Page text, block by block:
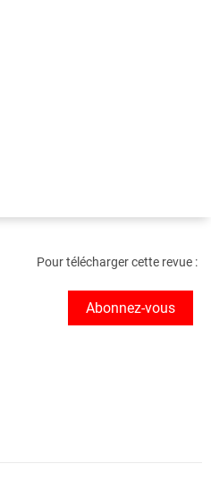
Pour télécharger cette revue :
Abonnez-vous